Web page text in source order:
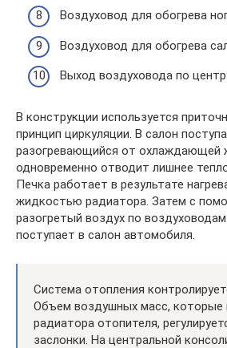
Воздуховод для обогрева
Воздуховод для обогрева
Выход воздуховода по
В конструкции используется
принцип циркуляции. В салон
разогревающийся от охлаждающей
одновременно отводит лишнее
Печка работает в результате
жидкостью радиатора. Затем с
разогретый воздух по
поступает в салон автомобиля.
Система отопления
Объем воздушных масс, которые
радиатора отопителя,
заслонки. На центральной